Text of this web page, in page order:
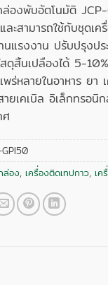
ล่องพับอัตโนมัติ
ละสามารถใช้กับชุดเ
นแรงงาน ปรับปรุงป
สดุสิ้นเปลืองได้ 5-
ร่หลายในอาหาร ยา
เคเบิล อิเล็กทรอนิก
ศ
ล่อง, เครื่องติดเทปกาว, เค